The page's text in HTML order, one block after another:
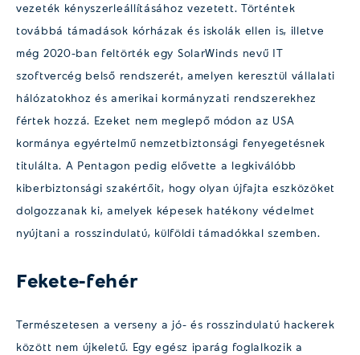
vezeték kényszerleállításához vezetett. Történtek
továbbá támadások kórházak és iskolák ellen is, illetve
még 2020-ban feltörték egy SolarWinds nevű IT
szoftvercég belső rendszerét, amelyen keresztül vállalati
hálózatokhoz és amerikai kormányzati rendszerekhez
fértek hozzá. Ezeket nem meglepő módon az USA
kormánya egyértelmű nemzetbiztonsági fenyegetésnek
titulálta. A Pentagon pedig elővette a legkiválóbb
kiberbiztonsági szakértőit, hogy olyan újfajta eszközöket
dolgozzanak ki, amelyek képesek hatékony védelmet
nyújtani a rosszindulatú, külföldi támadókkal szemben.
Fekete-fehér
Természetesen a verseny a jó- és rosszindulatú hackerek
között nem újkeletű. Egy egész iparág foglalkozik a